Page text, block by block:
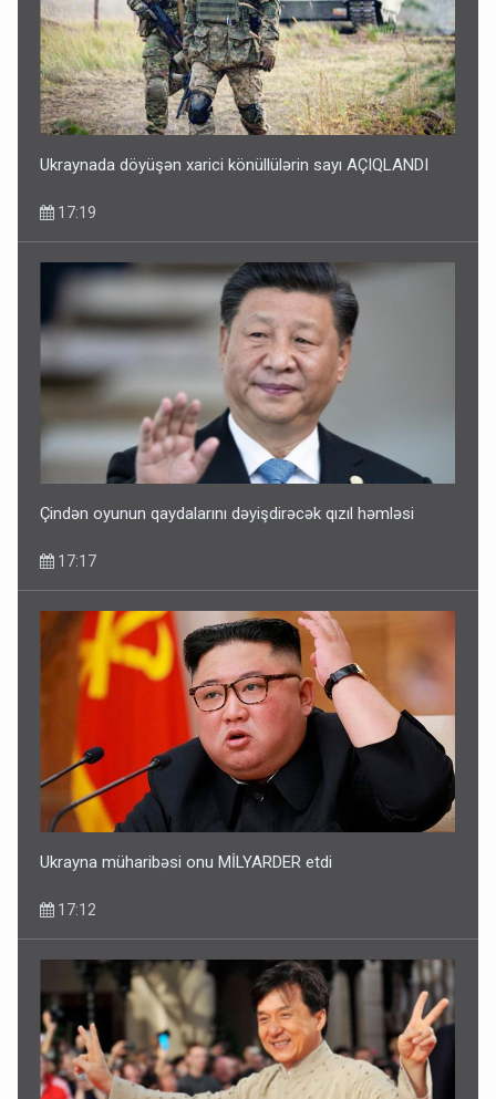
Ukraynada döyüşən xarici könüllülərin sayı AÇIQLANDI
17:19
Çindən oyunun qaydalarını dəyişdirəcək qızıl həmləsi
17:17
Ukrayna müharibəsi onu MİLYARDER etdi
17:12